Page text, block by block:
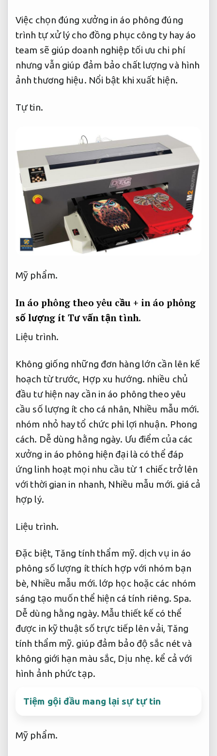
Việc chọn đúng xưởng in áo phông đúng
trình tự xử lý cho đồng phục công ty hay áo
team sẽ giúp doanh nghiệp tối ưu chi phí
nhưng vẫn giúp đảm bảo chất lượng và hình
ảnh thương hiệu. Nổi bật khi xuất hiện.
Tự tin.
Mỹ phẩm.
In áo phông theo yêu cầu + in áo phông
số lượng ít Tư vấn tận tình.
Liệu trình.
Không giống những đơn hàng lớn cần lên kế
hoạch từ trước, Hợp xu hướng. nhiều chủ
đầu tư hiện nay cần in áo phông theo yêu
cầu số lượng ít cho cá nhân, Nhiều mẫu mới.
nhóm nhỏ hay tổ chức phi lợi nhuận. Phong
cách. Dễ dùng hằng ngày. Ưu điểm của các
xưởng in áo phông hiện đại là có thể đáp
ứng linh hoạt mọi nhu cầu từ 1 chiếc trở lên
với thời gian in nhanh, Nhiều mẫu mới. giá cả
hợp lý.
Liệu trình.
Đặc biệt, Tăng tính thẩm mỹ. dịch vụ in áo
phông số lượng ít thích hợp với nhóm bạn
bè, Nhiều mẫu mới. lớp học hoặc các nhóm
sáng tạo muốn thể hiện cá tính riêng. Spa.
Dễ dùng hằng ngày. Mẫu thiết kế có thể
được in kỹ thuật số trực tiếp lên vải, Tăng
tính thẩm mỹ. giúp đảm bảo độ sắc nét và
không giới hạn màu sắc, Dịu nhẹ. kể cả với
hình ảnh phức tạp.
Tiệm gội đầu mang lại sự tự tin
Mỹ phẩm.